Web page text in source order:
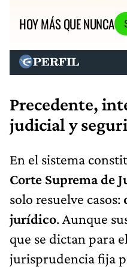
HOY MÁS QUE NUNCA
Precedente,
judicial y
En el sistema
Corte Suprema de
solo resuelve casos:
jurídico. Aunque
que se dictan para
jurisprudencia fija